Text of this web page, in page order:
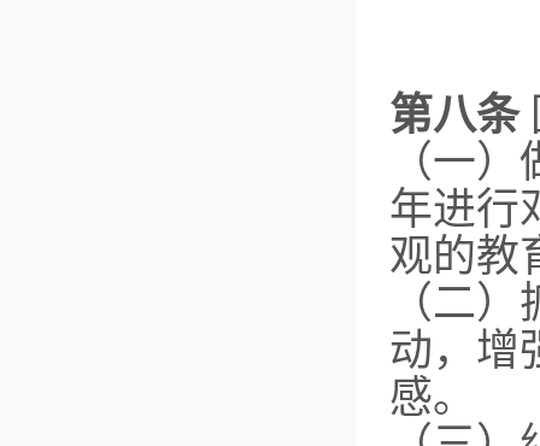
第八条
（一
年进行
观的教
（二
动，增
感。